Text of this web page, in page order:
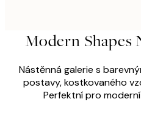
Modern Shapes
Nástěnná galerie s
postavy, kostkovaného
Perfektní pro